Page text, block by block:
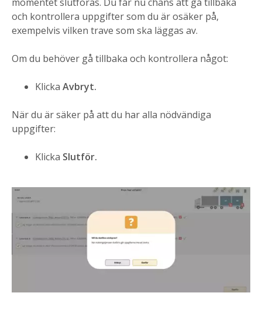
och kontrollera uppgifter som du är osäker på,
exempelvis vilken trave som ska läggas av.
Om du behöver gå tillbaka och kontrollera något:
Klicka Avbryt.
När du är säker på att du har alla nödvändiga
uppgifter:
Klicka Slutför.